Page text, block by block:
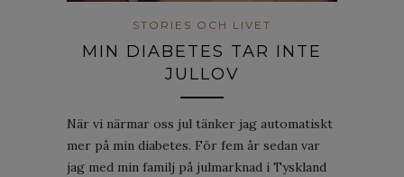
STORIES OCH LIVET
MIN DIABETES TAR INTE
JULLOV
När vi närmar oss jul tänker jag automatiskt
mer på min diabetes. För fem år sedan var
jag med min familj på julmarknad i Tyskland